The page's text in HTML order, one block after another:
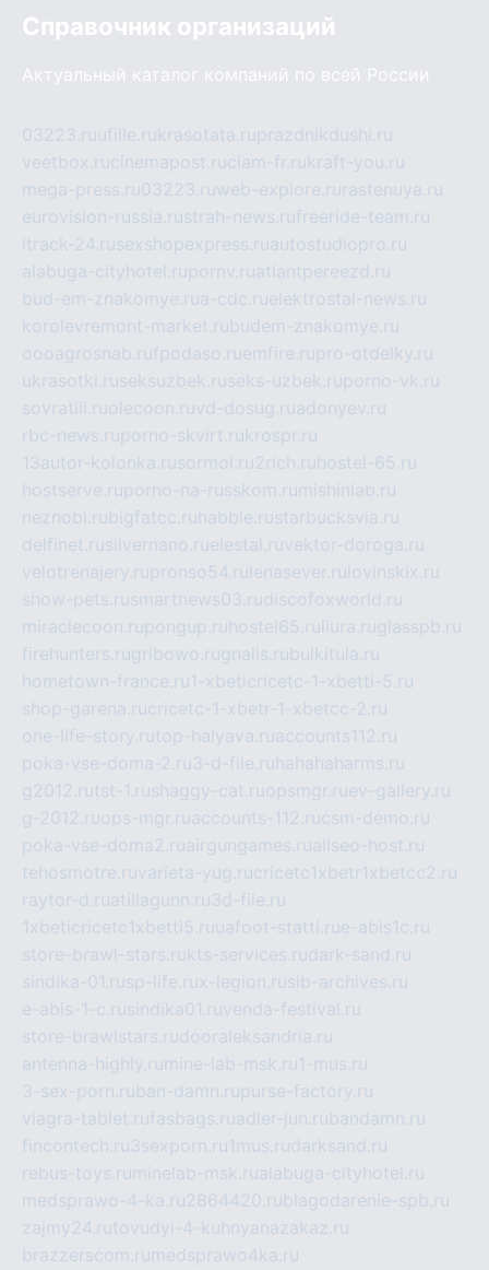
Справочник организаций
Актуальный каталог компаний по всей России
03223.ruufille.rukrasotata.ruprazdnikdushi.ru
veetbox.rucinemapost.ruciam-fr.rukraft-you.ru
mega-press.ru03223.ruweb-explore.ru rastenuya.ru
eurovision-russia.rustrah-news.rufreeride-team.ru
itrack-24.rusexshopexpress.ruautostudiopro.ru
alabuga-cityhotel.rupornv.ruatlantpereezd.ru
bud-em-znakomye.rua-cdc.ruelektrostal-news.ru
korolevremont-market.rubudem-znakomye.ru
oooagrosnab.rufpodaso.ruemfire.rupro-otdelky.ru
ukrasotki.ruseksuzbek.ruseks-uzbek.ruporno-vk.ru
sovratili.ruolecoon.ruvd-dosug.ruadonyev.ru
rbc-news.ruporno-skvirt.rukrospr.ru
13autor-kolonka.rusormol.ru2rich.ru hostel-65.ru
hostserve.ruporno-na-russkom.ru mishinlab.ru
neznobi.rubigfatcc.ru habble.rustarbucksvia.ru
delfinet.rusilvernano.ruelestal.ruvektor-doroga.ru
velotrenajery.rupronso54.ru lenasever.ru lovinskix.ru
show-pets.rusmartnews03.rudiscofoxworld.ru
miraclecoon.rupongup.ru hostel65.ru liura.ruglasspb.ru
firehunters.rugribowo.rugnalis.rubulkitula.ru
hometown-france.ru1-xbeticricetc-1-xbetti-5.ru
shop-garena.rucricetc-1-xbetr-1-xbetcc-2.ru
one-life-story.rutop-halyava.ruaccounts112.ru
poka-vse-doma-2.ru3-d-file.ru hahahaharms.ru
g2012.rutst-1.rushaggy-cat.ruopsmgr.ruev-gallery.ru
g-2012.ruops-mgr.ruaccounts-112.rucsm-demo.ru
poka-vse-doma2.ruairgungames.ruallseo-host.ru
tehosmotre.ruvarieta-yug.rucricetc1xbetr1xbetcc2.ru
raytor-d.ruatillagunn.ru3d-file.ru
1xbeticricetc1xbetti5.ruuafoot-statti.rue-abis1c.ru
store-brawl-stars.rukts-services.rudark-sand.ru
sindika-01.rusp-life.rux-legion.rusib-archives.ru
e-abis-1-c.rusindika01.ruvenda-festival.ru
store-brawlstars.rudooraleksandria.ru
antenna-highly.ru mine-lab-msk.ru1-mus.ru
3-sex-porn.ruban-damn.rupurse-factory.ru
viagra-tablet.rufasbags.ruadler-jun.rubandamn.ru
fincontech.ru3sexporn.ru1mus.rudarksand.ru
rebus-toys.ru minelab-msk.rualabuga-cityhotel.ru
medsprawo-4-ka.ru2864420.rublagodarenie-spb.ru
zajmy24.rutovudyi-4-kuhnyanazakaz.ru
brazzerscom.ru medsprawo4ka.ru